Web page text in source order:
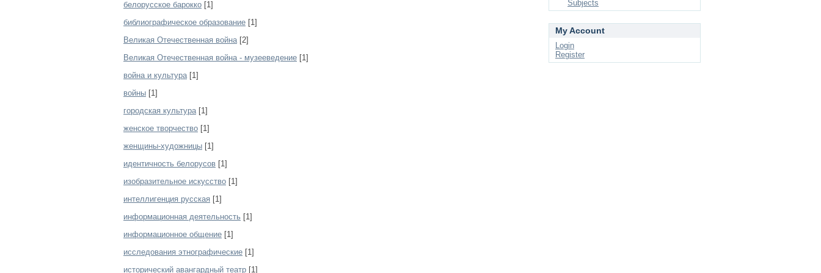
белорусское барокко [1]
библиографическое образование [1]
Великая Отечественная война[2]
Великая Отечественная война - музееведение [1]
война и культура[1]
войны [1]
городская культура[1]
женское творчество [1]
женщины-художницы [1]
идентичность белорусов [1]
изобразительное искусство [1]
интеллигенция русская [1]
информационная деятельность [1]
информационное общение [1]
исследования этнографические [1]
исторический авангардный театр [1]
Subjects
My Account
Login
Register